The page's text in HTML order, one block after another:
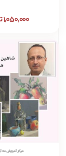
1,050,000 تومان
مرکز آموزش مه